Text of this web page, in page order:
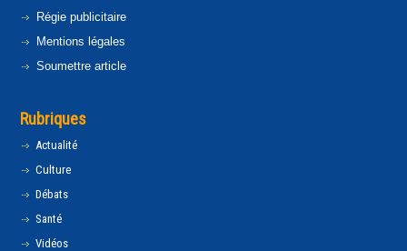
Régie publicitaire
Mentions légales
Soumettre article
Rubriques
Actualité
Culture
Débats
Santé
Vidéos